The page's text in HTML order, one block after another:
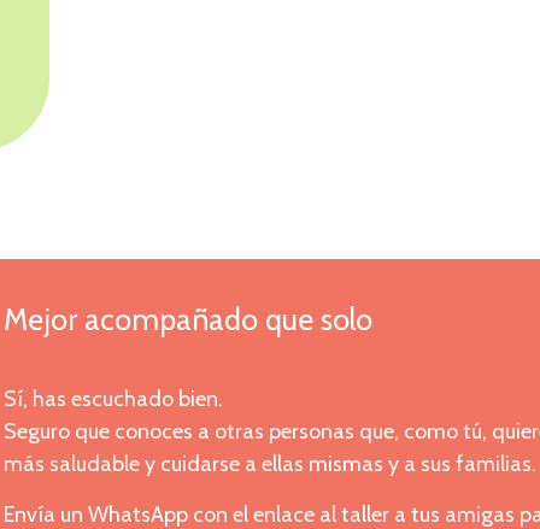
Mejor acompañado que solo
Sí, has escuchado bien.
Seguro que conoces a otras personas que, como tú,
más saludable y cuidarse a ellas mismas y a sus familias.
Envía un WhatsApp con el enlace al taller a tus amigas